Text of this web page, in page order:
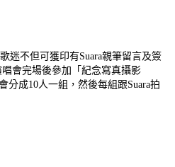
迷不但可獲印有Suara親筆留言及簽
會完場後參加「紀念寫真攝影
分成10人一組，然後每組跟Suara拍